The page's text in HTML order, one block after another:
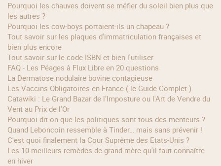
Pourquoi les chauves doivent se méfier du soleil bien plus que
les autres ?
Pourquoi les cow‑boys portaient‑ils un chapeau ?
Tout savoir sur les plaques d'immatriculation françaises et
bien plus encore
Tout savoir sur le code ISBN et bien l'utiliser
FAQ - Les Péages à Flux Libre en 20 questions
La Dermatose nodulaire bovine contagieuse
Les Vaccins Obligatoires en France ( le Guide Complet )
Catawiki : Le Grand Bazar de l’Imposture ou l'Art de Vendre du
Vent au Prix de l'Or
Pourquoi dit-on que les politiques sont tous des menteurs ?
Quand Leboncoin ressemble à Tinder… mais sans prévenir !
C'est quoi finalement la Cour Suprême des Etats-Unis ?
Les 10 meilleurs remèdes de grand-mère qu'il faut connaître
en hiver